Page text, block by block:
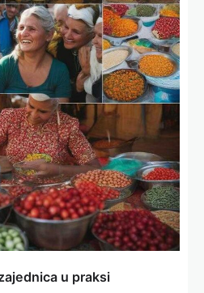
u praksi